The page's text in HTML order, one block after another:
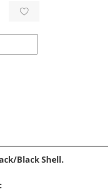
Black Shell.
: